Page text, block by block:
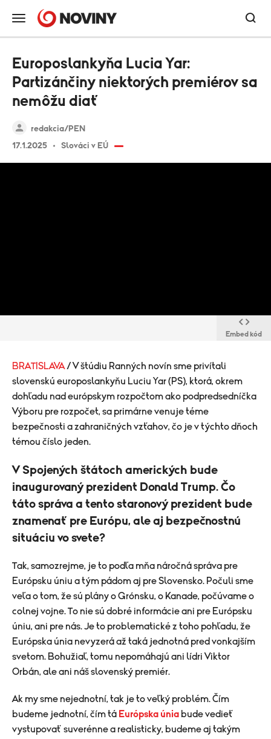
redakcia/PEN
17.1.2025
Slováci v EÚ
Europoslankyňa Lucia Yar:
Partizánčiny niektorých premiérov sa
nemôžu diať
Embed kód
BRATISLAVA / V štúdiu Ranných novín sme privítali
slovenskú europoslankyňu Luciu Yar (PS), ktorá, okrem
dohľadu nad európskym rozpočtom ako podpredsedníčka
Výboru pre rozpočet, sa primárne venuje téme
bezpečnosti a zahraničných vzťahov, čo je v týchto dňoch
témou číslo jeden.
V Spojených štátoch amerických bude
inaugurovaný prezident Donald Trump. Čo
táto správa a tento staronový prezident bude
znamenať pre Európu, ale aj bezpečnostnú
situáciu vo svete?
Tak, samozrejme, je to podľa mňa náročná správa pre
Európsku úniu a tým pádom aj pre Slovensko. Počuli sme
veľa o tom, že sú plány o Grónsku, o Kanade, počúvame o
colnej vojne. To nie sú dobré informácie ani pre Európsku
úniu, ani pre nás. Je to problematické z toho pohľadu, že
Európska únia nevyzerá až taká jednotná pred vonkajším
svetom. Bohužiaľ, tomu nepomáhajú ani lídri Viktor
Orbán, ale ani náš slovenský premiér.
Ak my sme nejednotní, tak je to veľký problém. Čím
budeme jednotní, čím tá Európska únia bude vedieť
vystupovať suverénne a realisticky, budeme aj takým